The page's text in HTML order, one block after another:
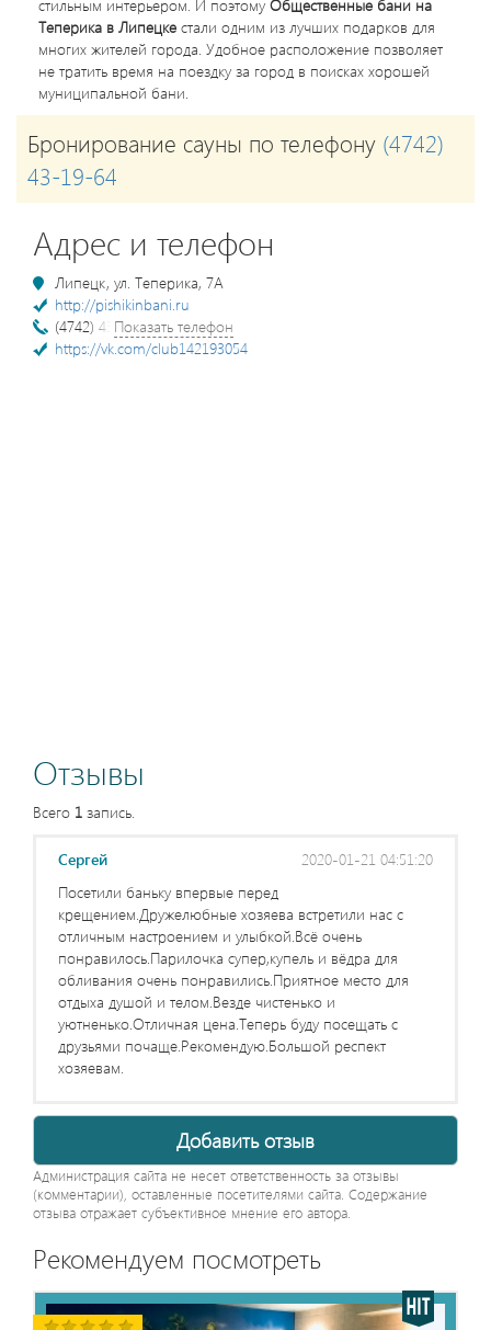
стильным интерьером. И поэтому Общественные бани на
Теперика в Липецке стали одним из лучших подарков для
многих жителей города. Удобное расположение позволяет
не тратить время на поездку за город в поисках хорошей
муниципальной бани.
Бронирование сауны по телефону (4742)
43-19-64
Адрес и телефон
Липецк, ул. Теперика, 7А
http://pishikinbani.ru
(4742) 43-19-64Показать телефон
https://vk.com/club142193054
Отзывы
Всего 1 запись.
Сергей
2020-01-21 04:51:20
Посетили баньку впервые перед
крещением.Дружелюбные хозяева встретили нас с
отличным настроением и улыбкой.Всё очень
понравилось.Парилочка супер,купель и вёдра для
обливания очень понравились.Приятное место для
отдыха душой и телом.Везде чистенько и
уютненько.Отличная цена.Теперь буду посещать с
друзьями почаще.Рекомендую.Большой респект
хозяевам.
Добавить отзыв
Администрация сайта не несет ответственность за отзывы
(комментарии), оставленные посетителями сайта. Содержание
отзыва отражает субъективное мнение его автора.
Рекомендуем посмотреть